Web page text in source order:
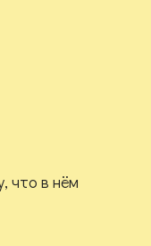
что в нём